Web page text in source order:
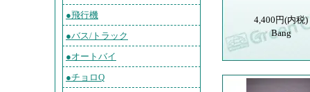
●飛行機
●バス/トラック
●オートバイ
●チョロQ
4,400円(内税)
Bang